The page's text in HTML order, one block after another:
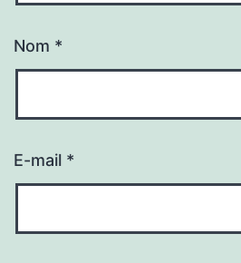
Nom *
E-mail *